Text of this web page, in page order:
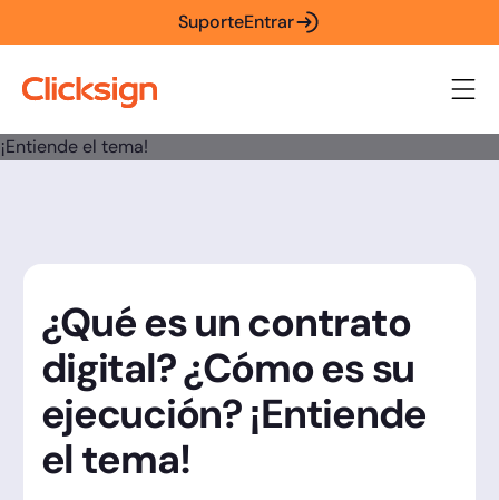
SuporteEntrar
¿Qué es un contrato
digital? ¿Cómo es su
ejecución? ¡Entiende
el tema!